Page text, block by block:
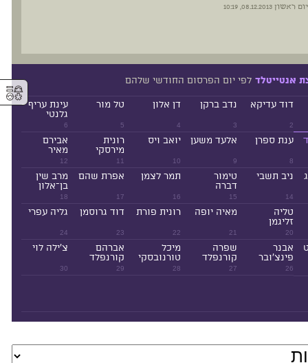
יום ראשון
אנטייטלד לפי יום הפרסום החודשי שלהם
2
דוד עדיקא
3
נדב ברקן
4
דן אלון
5
טל מור
6
עינת עריף -
גלנטי
8
ענת ספרן
9
אלעד משען
10
יואב ויס
11
רונית
מירסקי
12
אבירם
מאיר
14
ניב תשבי
15
טימור
דברה
16
תמר לצמן
17
אפרת שהם
18
מרב שין
בן־אלון
20
טליה
זליגמן
21
מאיה יופה
22
רונית פורת
23
דוד גרוסמן
24
גליה עפרי
26
אבנר
פינצ'ובר
27
שפרה
קורנפלד
28
מיכל
טורנובסקי
29
אברהם
קורנפלד
30
צ'ילה לוי
⚥︎